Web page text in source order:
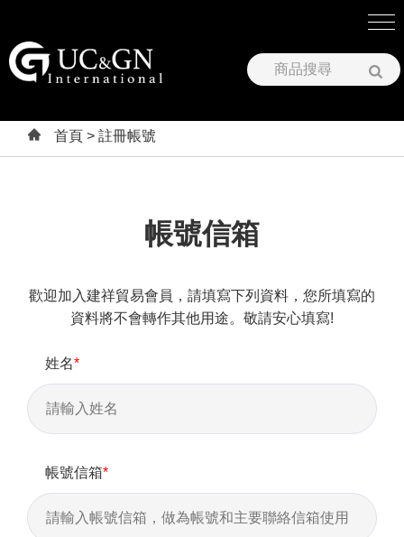
首頁 > 註冊帳號
帳號信箱
歡迎加入建祥貿易會員，請填寫下列資料，您所填寫的
資料將不會轉作其他用途。敬請安心填寫!
姓名*
帳號信箱*